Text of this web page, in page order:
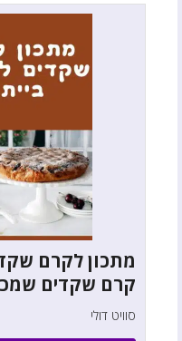
מתכון לקרם
קרם שקדים
סוויט דולי